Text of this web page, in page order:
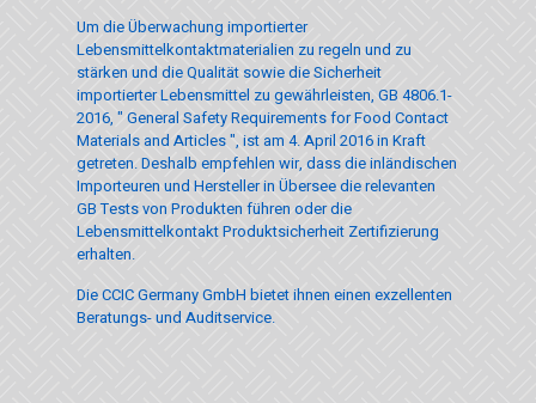
Um die Überwachung importierter
Lebensmittelkontaktmaterialien zu regeln und zu
stärken und die Qualität sowie die Sicherheit
importierter Lebensmittel zu gewährleisten, GB 4806.1-
2016, " General Safety Requirements for Food Contact
Materials and Articles ", ist am 4. April 2016 in Kraft
getreten. Deshalb empfehlen wir, dass die inländischen
Importeuren und Hersteller in Übersee die relevanten
GB Tests von Produkten führen oder die
Lebensmittelkontakt Produktsicherheit Zertifizierung
erhalten.
Die CCIC Germany GmbH bietet ihnen einen exzellenten
Beratungs- und Auditservice.